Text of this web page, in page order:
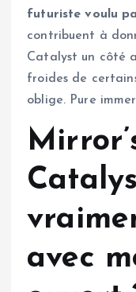
futuriste voulu
contribuent à
Catalyst un côté
froides de
oblige. Pure
avec